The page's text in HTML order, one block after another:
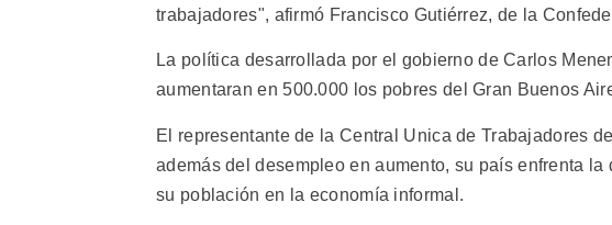
trabajadores", afirmó Francisco Gutiérrez, de la
La política desarrollada por el gobierno de Carlos
aumentaran en 500.000 los pobres del Gran Buenos
El representante de la Central Unica de Trabajadores
además del desempleo en aumento, su país enfrenta
su población en la economía informal.